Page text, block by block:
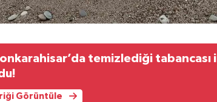
temizlediği tabancası
Görüntüle